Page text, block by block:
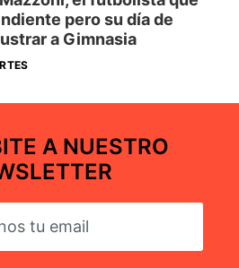
pero su día de
a Gimnasia
A NUESTRO